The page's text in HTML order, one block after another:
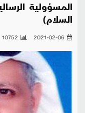
المسؤولية
السلام)
2021-02-06
10752